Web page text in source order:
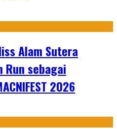
Alam Sutera
Run sebagai
2026